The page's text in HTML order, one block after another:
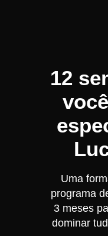
12
Uma
programa
3 meses
dominar